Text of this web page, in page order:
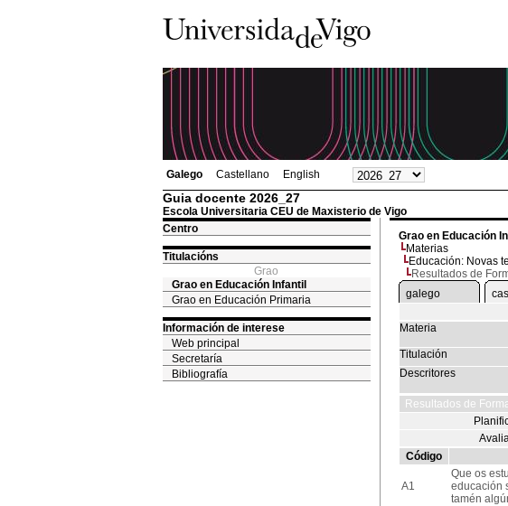
Galego Castellano English
Guia docente 2026_27
Escola Universitaria CEU de Maxisterio de Vigo
Centro
Titulacións
Grao
Grao en Educación Infantil
Grao en Educación Primaria
Información de interese
Web principal
Secretaría
Bibliografía
Grao en Educación
Materias
Educación: Novas
Resultados de
galego
Materia
Titulación
Descritores
Resultados de
Código
A1
Que os
educación
tamén